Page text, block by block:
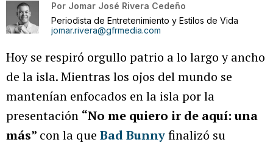
Por Jomar José Rivera Cedeño
Periodista de Entretenimiento y Estilos de Vida
jomar.rivera@gfrmedia.com
Hoy se respiró orgullo patrio a lo largo y ancho
de la isla. Mientras los ojos del mundo se
mantenían enfocados en la isla por la
presentación “No me quiero ir de aquí: una
más” con la que Bad Bunnyfinalizó su